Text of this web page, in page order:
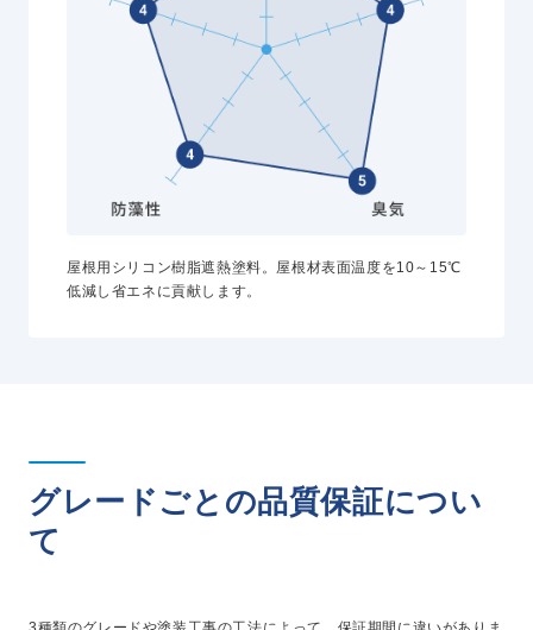
屋根用シリコン樹脂遮熱塗料。屋根材表面温度を10～15℃
低減し省エネに貢献します。
グレードごとの品質保証につい
て